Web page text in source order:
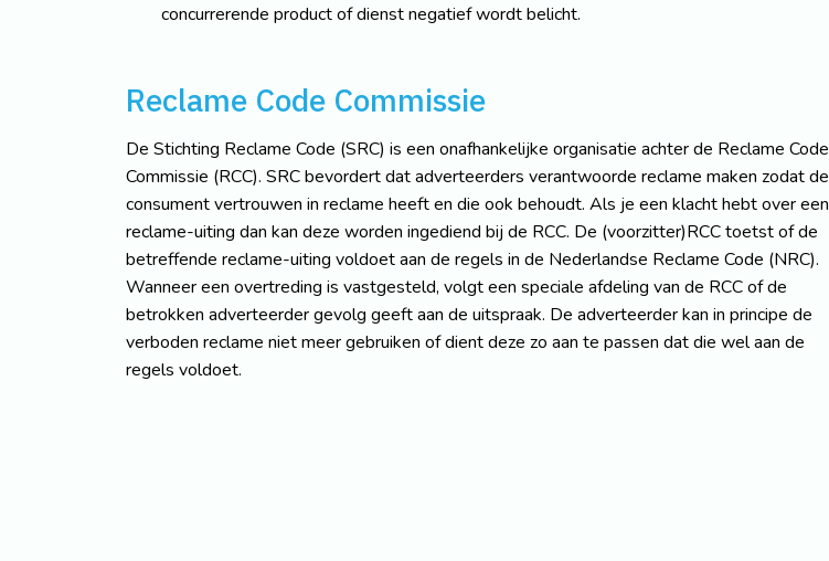
concurrerende product of dienst negatief wordt belicht.
Reclame Code Commissie
De Stichting Reclame Code (SRC) is een onafhankelijke organisatie achter de Reclame Code
Commissie (RCC). SRC bevordert dat adverteerders verantwoorde reclame maken zodat de
consument vertrouwen in reclame heeft en die ook behoudt. Als je een klacht hebt over een
reclame-uiting dan kan deze worden ingediend bij de RCC. De (voorzitter)RCC toetst of de
betreffende reclame-uiting voldoet aan de regels in de Nederlandse Reclame Code (NRC).
Wanneer een overtreding is vastgesteld, volgt een speciale afdeling van de RCC of de
betrokken adverteerder gevolg geeft aan de uitspraak. De adverteerder kan in principe de
verboden reclame niet meer gebruiken of dient deze zo aan te passen dat die wel aan de
regels voldoet.